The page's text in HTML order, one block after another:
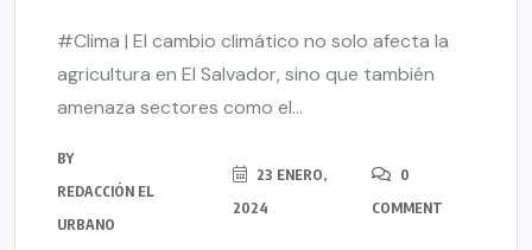
#Clima | El cambio climático no solo afecta la
agricultura en El Salvador, sino que también
amenaza sectores como el...
BY
REDACCIÓN EL
URBANO
23 ENERO,
2024
0
COMMENT